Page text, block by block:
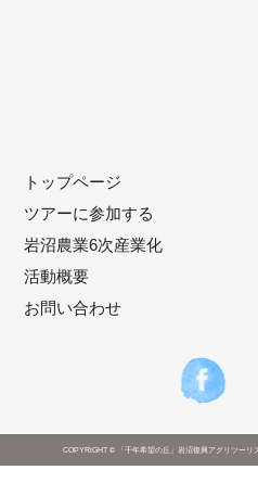
トップページ
ツアーに参加する
岩沼農業6次産業化
活動概要
お問い合わせ
COPYRIGHT © 「千年希望の丘」岩沼復興アグリツー